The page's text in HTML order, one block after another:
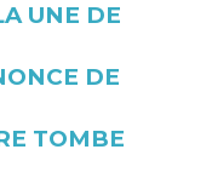
UNE DE
DE
TOMBE